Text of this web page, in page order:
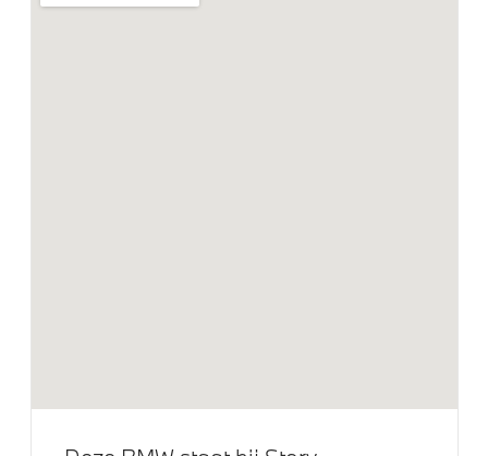
Parking Assistant